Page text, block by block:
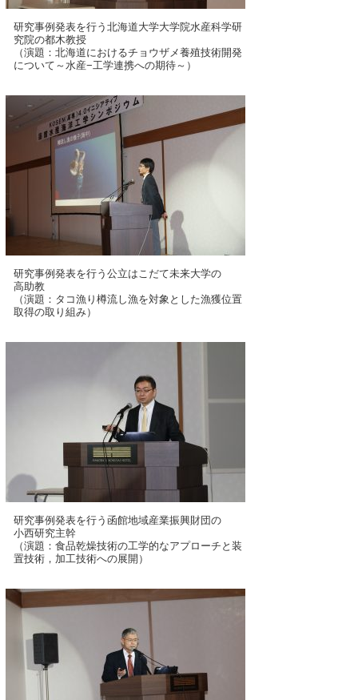
研究事例発表を行う北海道大学大学院水産科学研
究院の都木教授
（演題：北海道におけるチョウザメ養殖技術開発
について～水産−工学連携への期待～）
研究事例発表を行う公立はこだて未来大学の
高助教
（演題：タコ漁り樽流し漁を対象とした漁獲位置
取得の取り組み）
研究事例発表を行う函館地域産業振興財団の
小西研究主幹
（演題：食品乾燥技術の工学的なアプローチと装
置技術，加工技術への展開）